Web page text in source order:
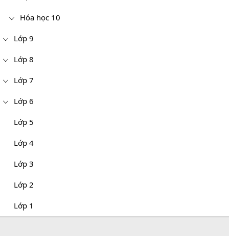
Hóa học 10
Lớp 9
Lớp 8
Lớp 7
Lớp 6
Lớp 5
Lớp 4
Lớp 3
Lớp 2
Lớp 1